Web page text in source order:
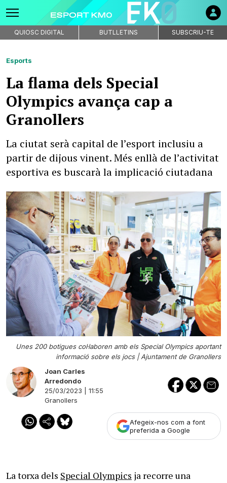
QUIOSC DIGITAL BUTLLETINS SUBSCRIU-TE
Esports
La flama dels Special
Olympics avança cap a
Granollers
La ciutat serà capital de l’esport inclusiu a
partir de dijous vinent. Més enllà de l’activitat
esportiva es buscarà la implicació ciutadana
Unes 200 botigues col·laboren amb els Special Olympics aportant
informació sobre els jocs |Ajuntament de Granollers
Joan Carles
Arredondo
25/03/2023 | 11:55
Granollers
Afegeix-nos com a font
preferida a Google
La torxa dels Special Olympics ja recorre una